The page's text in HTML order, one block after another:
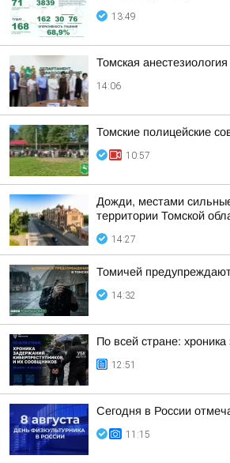
13:49
Томская
14:06
Томские полицейские
10:57
Дожди, местами
территории Томской
14:27
Томичей
14:32
По всей стране:
12:51
Сегодня в России
11:15